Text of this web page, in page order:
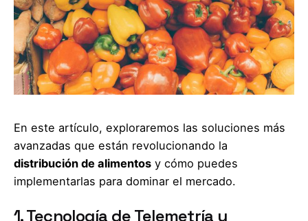
En este artículo, exploraremos las soluciones más
avanzadas que están revolucionando la
distribución de alimentos y cómo puedes
implementarlas para dominar el mercado.
1. Tecnología de Telemetría y